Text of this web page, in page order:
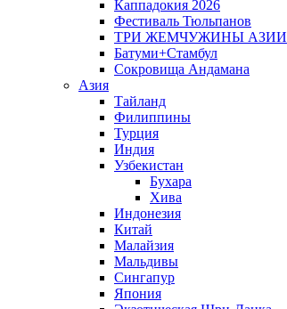
Каппадокия 2026
Фестиваль Тюльпанов
ТРИ ЖЕМЧУЖИНЫ АЗИИ
Батуми+Стамбул
Сокровища Андамана
Азия
Тайланд
Филиппины
Турция
Индия
Узбекистан
Бухара
Хива
Индонезия
Китай
Малайзия
Мальдивы
Сингапур
Япония